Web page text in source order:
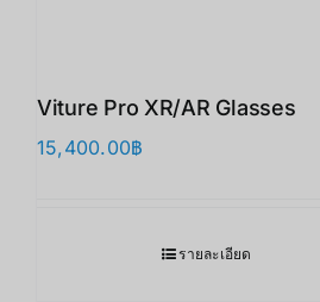
Viture Pro XR/AR Glasses
15,400.00฿
รายละเอียด